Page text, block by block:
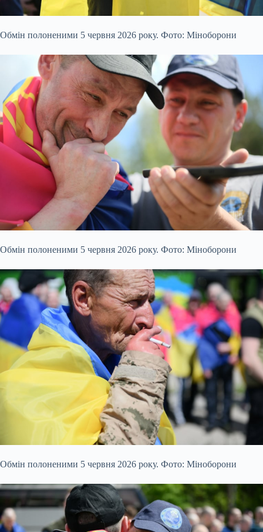
Обмін полоненими 5 червня 2026 року. Фото: Міноборони
Обмін полоненими 5 червня 2026 року. Фото: Міноборони
Обмін полоненими 5 червня 2026 року. Фото: Міноборони